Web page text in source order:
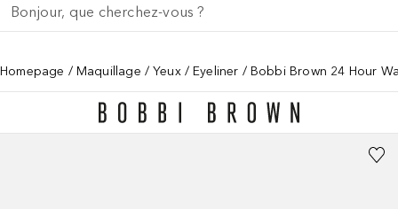
Homepage Maquillage Yeux Eyeliner Bobbi Brown 24 Hour